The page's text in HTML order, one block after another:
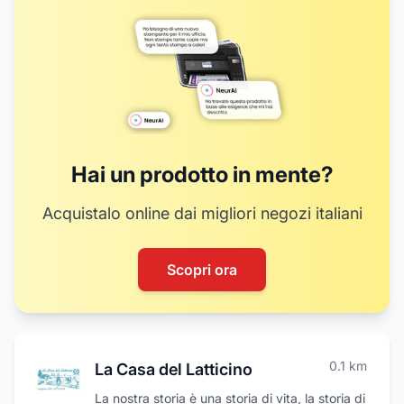
Hai un prodotto in mente?
Acquistalo online dai migliori negozi italiani
Scopri ora
La Casa del Latticino 0.1 km
La nostra storia è una storia di vita, la storia di